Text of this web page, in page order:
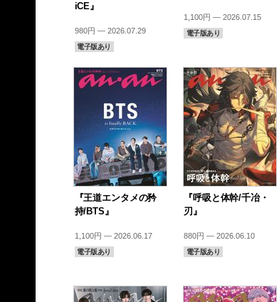
iCE』
980円 — 2026.07.29
電子版あり
1,100円 — 2026.07.15
電子版あり
『王道エンタメの矜
持/BTS』
1,100円 — 2026.06.17
電子版あり
『呼吸と体幹/千冶・
刃』
880円 — 2026.06.10
電子版あり